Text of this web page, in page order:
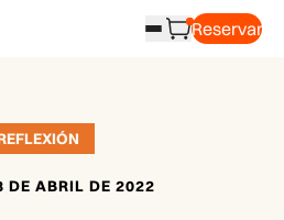
Reservar
DE ABRIL DE 2022